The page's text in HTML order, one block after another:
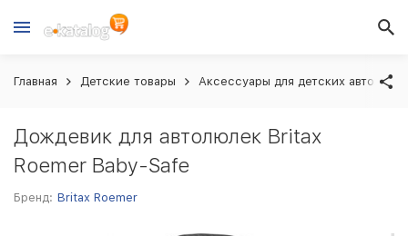
Главная Детские товары Аксессуары для детских
Дождевик для автолюлек Britax
Roemer Baby-Safe
Бренд: Britax Roemer